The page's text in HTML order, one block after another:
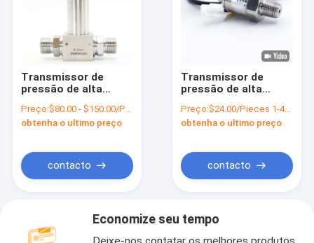
Transmissor de
pressão de alta
diferencial para o
vapor do gás líquido
Preço:$80.00 - $150.00/Pieces
obtenha o ultimo preço
contacto
Transmissor de
pressão de alta
barras, sensor
líquido da pressão do
Preço:$24.00/Pieces 1-49 Pieces
obtenha o ultimo preço
contacto
Economize seu tempo